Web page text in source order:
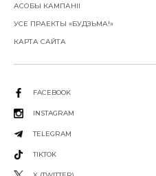
АСОБЫ КАМПАНІІ
УСЕ ПРАЕКТЫ «БУДЗЬМА!»
КАРТА САЙТА
FACEBOOK
INSTAGRAM
TELEGRAM
TIKTOK